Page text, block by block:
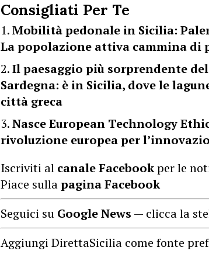
Consigliati Per Te
Mobilità pedonale in Sicilia:
La popolazione attiva cammina di
Il paesaggio più sorprendente
Sardegna: è in Sicilia, dove le
città greca
Nasce European Technology
rivoluzione europea per
Iscriviti al canale Facebookper le
Piace sullapagina Facebook
Seguici su Google News — clicca la
Aggiungi DirettaSicilia come fonte